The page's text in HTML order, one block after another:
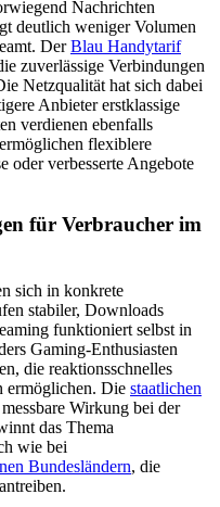
Nachrichten
deutlich weniger Volumen
DerBlau Handytarif
zuverlässige Verbindungen
Netzqualität hat sich dabei
Anbieter erstklassige
verdienen ebenfalls
flexiblere
oder verbesserte Angebote
für Verbraucher im
sich in konkrete
stabiler, Downloads
funktioniert selbst in
Gaming-Enthusiasten
die reaktionsschnelles
ermöglichen. Die staatlichen
Wirkung bei der
das Thema
wie bei
Bundesländern, die